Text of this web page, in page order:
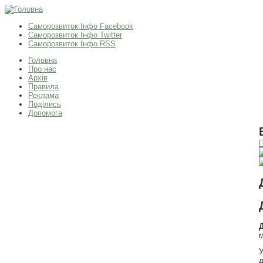
Саморозвиток Інфо Facebook
Саморозвиток Інфо Twitter
Саморозвиток Інфо RSS
Головна
Про нас
Архів
Правила
Реклама
Поділись
Допомога